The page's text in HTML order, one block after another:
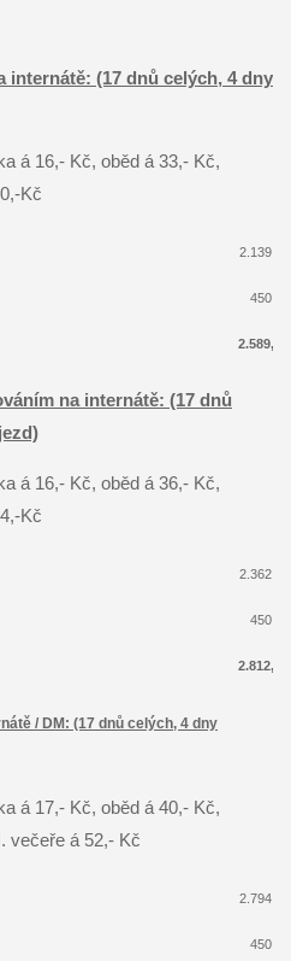
internátě: (17 dnů celých, 4 dny
á 16,- Kč, oběd á 33,- Kč,
Kč
2.139,-
450,-
2.589,-
na internátě: (17 dnů
á 16,- Kč, oběd á 36,- Kč,
Kč
2.362,-
450,-
2.812,-
/ DM: (17 dnů celých, 4 dny
á 17,- Kč, oběd á 40,- Kč,
večeře á 52,- Kč
2.794,-
450,-